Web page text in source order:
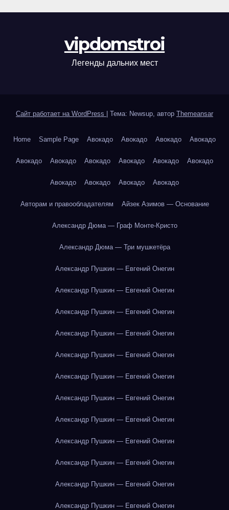
vipdomstroi
Легенды дальних мест
Сайт работает на WordPress Тема: Newsup, автор Themeansar
Home Sample Page Авокадо Авокадо Авокадо Авокадо
Авокадо Авокадо Авокадо Авокадо Авокадо Авокадо
Авокадо Авокадо Авокадо Авокадо
Авторам и правообладателям Айзек Азимов — Основание
Александр Дюма — Граф Монте-Кристо
Александр Дюма — Три мушкетёра
Александр Пушкин — Евгений Онегин
Александр Пушкин — Евгений Онегин
Александр Пушкин — Евгений Онегин
Александр Пушкин — Евгений Онегин
Александр Пушкин — Евгений Онегин
Александр Пушкин — Евгений Онегин
Александр Пушкин — Евгений Онегин
Александр Пушкин — Евгений Онегин
Александр Пушкин — Евгений Онегин
Александр Пушкин — Евгений Онегин
Александр Пушкин — Евгений Онегин
Александр Пушкин — Евгений Онегин